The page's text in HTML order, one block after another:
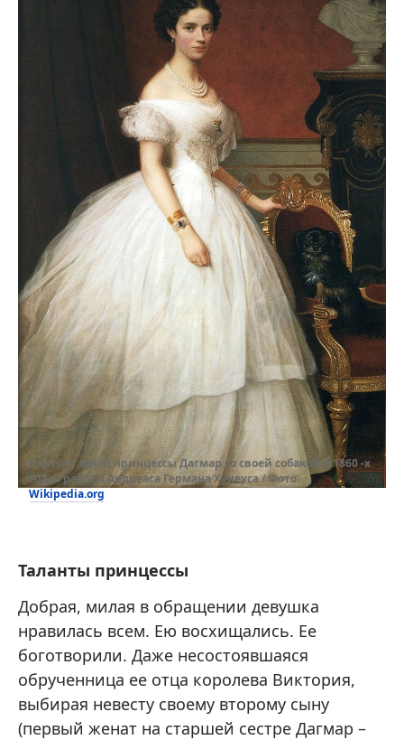
Портрет юной принцессы Дагмар со своей собакой в ​​1860 -х
годах работы Андреаса Германа Хунеуса / Фото:
Wikipedia.org
Таланты принцессы
Добрая, милая в обращении девушка
нравилась всем. Ею восхищались. Ее
боготворили. Даже несостоявшаяся
обрученница ее отца королева Виктория,
выбирая невесту своему второму сыну
(первый женат на старшей сестре Дагмар –